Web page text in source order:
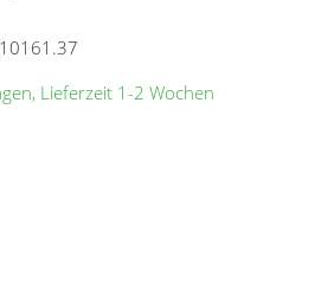
Lieferzeit 1-2 Wochen